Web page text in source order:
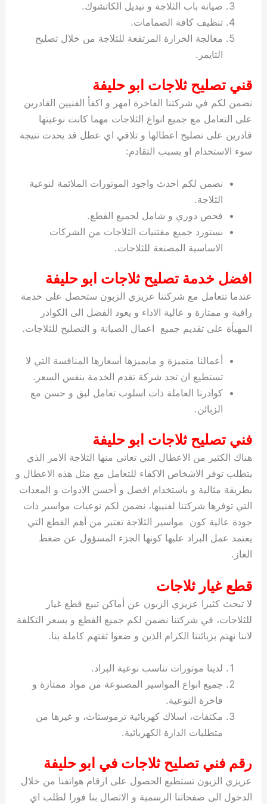
صيانة باب الثلاجة و تبديل الكاتشوك.
تنظيف كافة الصمامات.
معالجة الحرارة المرتفعة للثلاجة من خلال تصليح
التايمر.
قني تصليح ثلاجات ابو حليفة
نضمن لكم في شركتنا الفاخرة امهر و اكفأ الفنيين القادرين
على التعامل مع جميع انواع الثلاجات مهما كانت نوعيتها
قادرين على تصليح اعطالها و تلافي اي عطل قد يحدث نتيجة
سوء الاستخدام او بسبب التقادم:
نضمن لكم احدث واجود الموتورات الملائمة لنوعية
الثلاجة.
فحص دوري و شامل لجميع القطع.
نستورد جميع مقتنيات الثلاجات من الشركات
الاساسية المصنعة للثلاجات.
افضل خدمة تصليح ثلاجات ابو حليفة
عندما تتعامل مع شركتنا عزيزي الزبون ستحصل على خدمة
راقية و ممتازة و عالية الاداء و يعود الفضل الى الكوادر
المهيأة على تقديم جميع اعمال الصيانة و التصليح للثلاجات.
أعمالنا متميزة و مايميزها أسعارها المنافسة التي لا
تستطيع ان تجد شركة تقدم الخدمة بنفس السعر.
كوادرنا العاملة ذات اسلوب تعامل لبق و حسن مع
الزبائن.
فني تصليح ثلاجات ابو حليفة
هناك الكثير من الاعطال التي تعاني منها الثلاجة الامر الذي
يتطلب توفر الاشخاص الاكفاء للتعامل مع مثل هذه الاعطال و
بطريقة مثالية و باستخدام افضل و أحسن الادوات و المعدات
التي توفرها شركتنا لفنييها، نضمن لكم نوعيات مواسير ذات
جودة عالية كون مواسير الثلاجة تعتبر من أهم القطع التي
يعتمد عمل البراد عليها كونها الجزء المسؤول عن ضغط
الغاز.
قطع غيار ثلاجات
لا تبحث كثيرا عزيزي الزبون عن أماكن تبيع قطع غيار
للثلاجات، في شركتنا نضمن لكم جميع القطع و بسعر التكلفة
لاننا نهتم بزبائننا الكرام الذين و ضعوا ثقتهم كاملة بنا.
لدينا موتورات تناسب نوعية البراد.
جميع انواع المواسير المصنوعة من مواد ممتازة و
فاخرة النوعية.
مكثفات، اسلاك كهربائية ترموستات، و غيرها من
متطلبات الدارة الكهربائية.
رقم فني تصليح ثلاجات في ابو حليفة
عزيزي الزبون تستطيع الحصول على ارقام هواتفنا من خلال
الدخول الى صفحاتنا الرسمية و الاتصال بنا فورا لطلب اي